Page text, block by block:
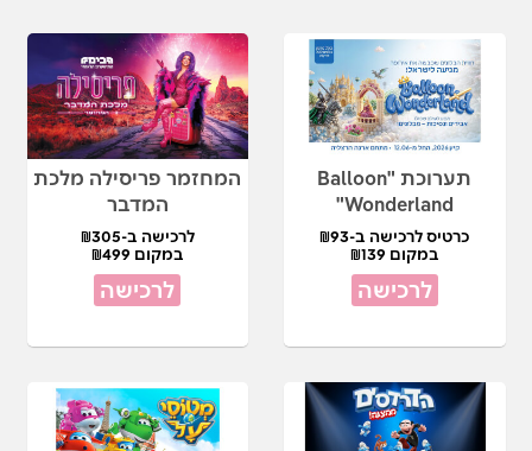
תערוכת "Balloon
Wonderland"
כרטיס לרכישה ב-₪93
במקום ₪139
לרכישה
המחזמר פריסילה מלכת
המדבר
לרכישה ב-₪305
במקום ₪499
לרכישה